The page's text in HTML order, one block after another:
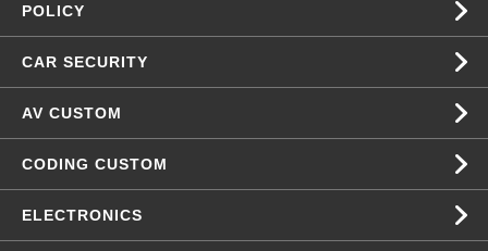
POLICY
CAR SECURITY
AV CUSTOM
CODING CUSTOM
ELECTRONICS